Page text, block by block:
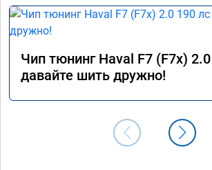
Чип тюнинг Haval F7 (F7x)
давайте шить дружно!